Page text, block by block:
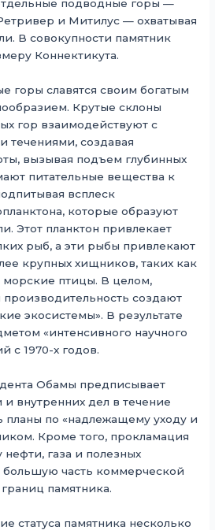
подводные горы —
и Митилус — охватывая
В совокупности памятник
Коннектикута.
горы славятся своим богатым
Крутые склоны
гор взаимодействуют с
течениями, создавая
вызывая подъем глубинных
питательные вещества к
всплеск
которые образуют
Этот планктон привлекает
рыб, а эти рыбы привлекают
крупных хищников, таких как
морские птицы. В целом,
производительность создают
экосистемы». В результате
«интенсивного научного
с 1970-х годов.
Обамы предписывает
внутренних дел в течение
планы по «надлежащему уходу и
Кроме того, прокламация
газа и полезных
большую часть коммерческой
памятника.
статуса памятника несколько